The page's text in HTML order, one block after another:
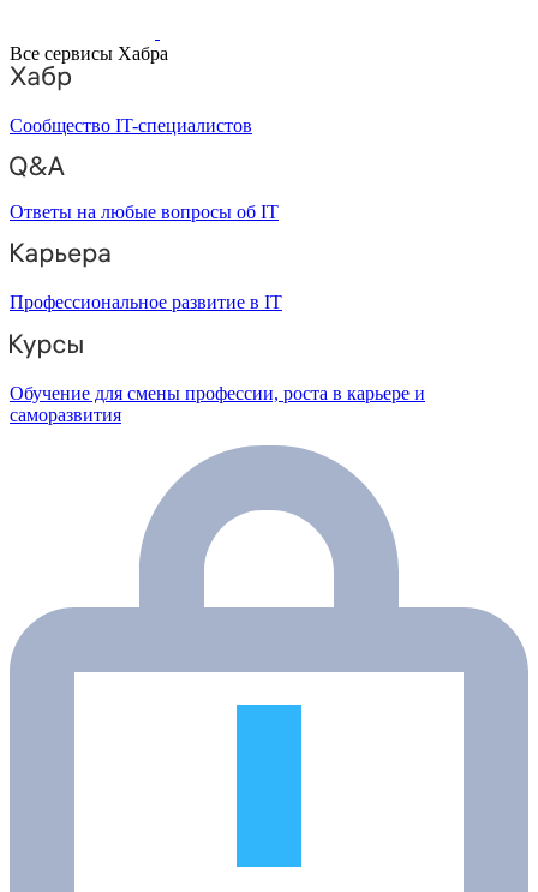
Все сервисы Хабра
Сообщество IT-специалистов
Ответы на любые вопросы об IT
Профессиональное развитие в IT
Обучение для смены профессии, роста в карьере и
саморазвития